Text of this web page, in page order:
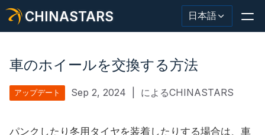
CHINASTARS 日本語
反射材・テープ
ファッション反射生地
車のホイールを交換する方法
アップデート Sep 2, 2024 によるCHINASTARS
パンクしたり冬用タイヤを装着したりする場合は、車